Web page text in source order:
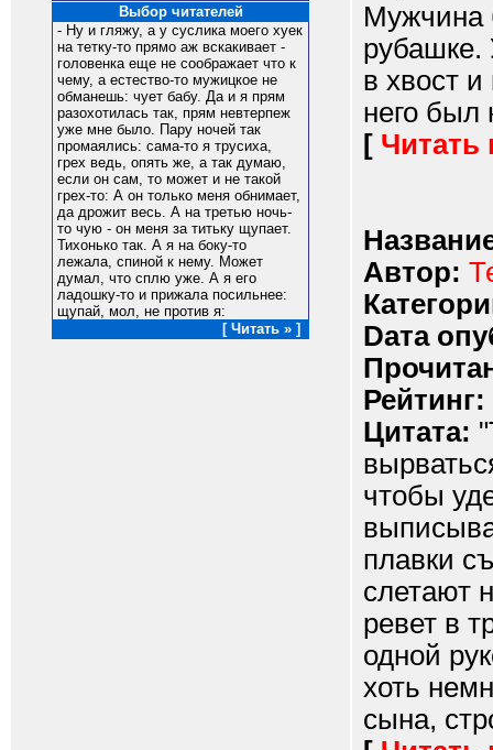
Выбор читателей
- Ну и гляжу, а у суслика моего хуек
на тетку-то прямо аж вскакивает -
головенка еще не соображает что к
чему, а естество-то мужицкое не
обманешь: чует бабу. Да и я прям
разохотилась так, прям невтерпеж
уже мне было. Пару ночей так
промаялись: сама-то я трусиха,
грех ведь, опять же, а так думаю,
если он сам, то может и не такой
грех-то: А он только меня обнимает,
да дрожит весь. А на третью ночь-
то чую - он меня за титьку щупает.
Тихонько так. А я на боку-то
лежала, спиной к нему. Может
думал, что сплю уже. А я его
ладошку-то и прижала посильнее:
щупай, мол, не против я:
[ Читать » ]
Мужчина
рубашке.
в хвост
него был
[ Читать
Автор:
Dата
Рейтинг:
Цитата:
чтобы
плавки
слетают
ревет в
одной
хоть
сына,